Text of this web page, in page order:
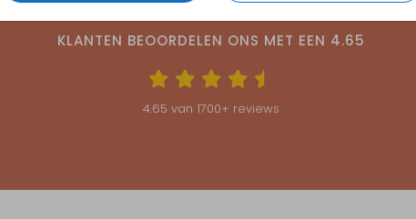
KLANTEN BEOORDELEN ONS MET EEN 4.65
4.65 van 1700+ reviews